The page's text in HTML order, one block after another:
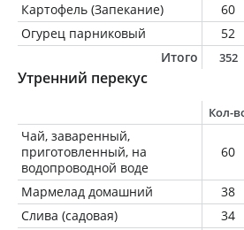
Картофель (Запекание)
60
Огурец парниковый
52
Итого
352
Утренний перекус
Кол-
Чай, заваренный,
приготовленный, на
водопроводной воде
60
Мармелад домашний 38
Слива (садовая)
34